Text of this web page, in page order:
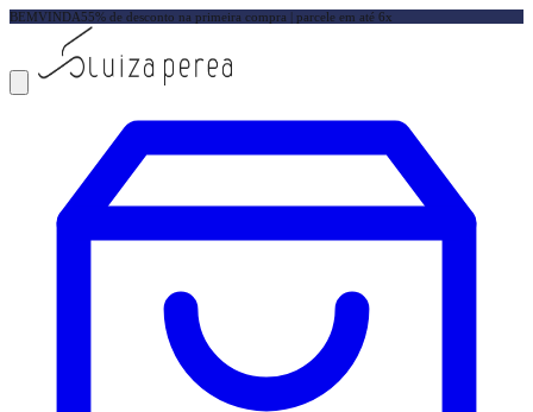
BEMVINDA55% de desconto na primeira compra | parcele em até 6x